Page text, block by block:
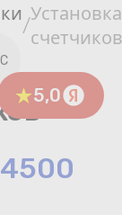
/Установка
счетчиков
5,0